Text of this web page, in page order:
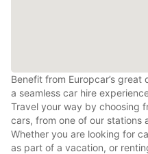
Benefit from Europcar’s
a seamless car hire
Travel your way by choosing
cars, from one of our stations
Whether you are looking for
as part of a vacation, or